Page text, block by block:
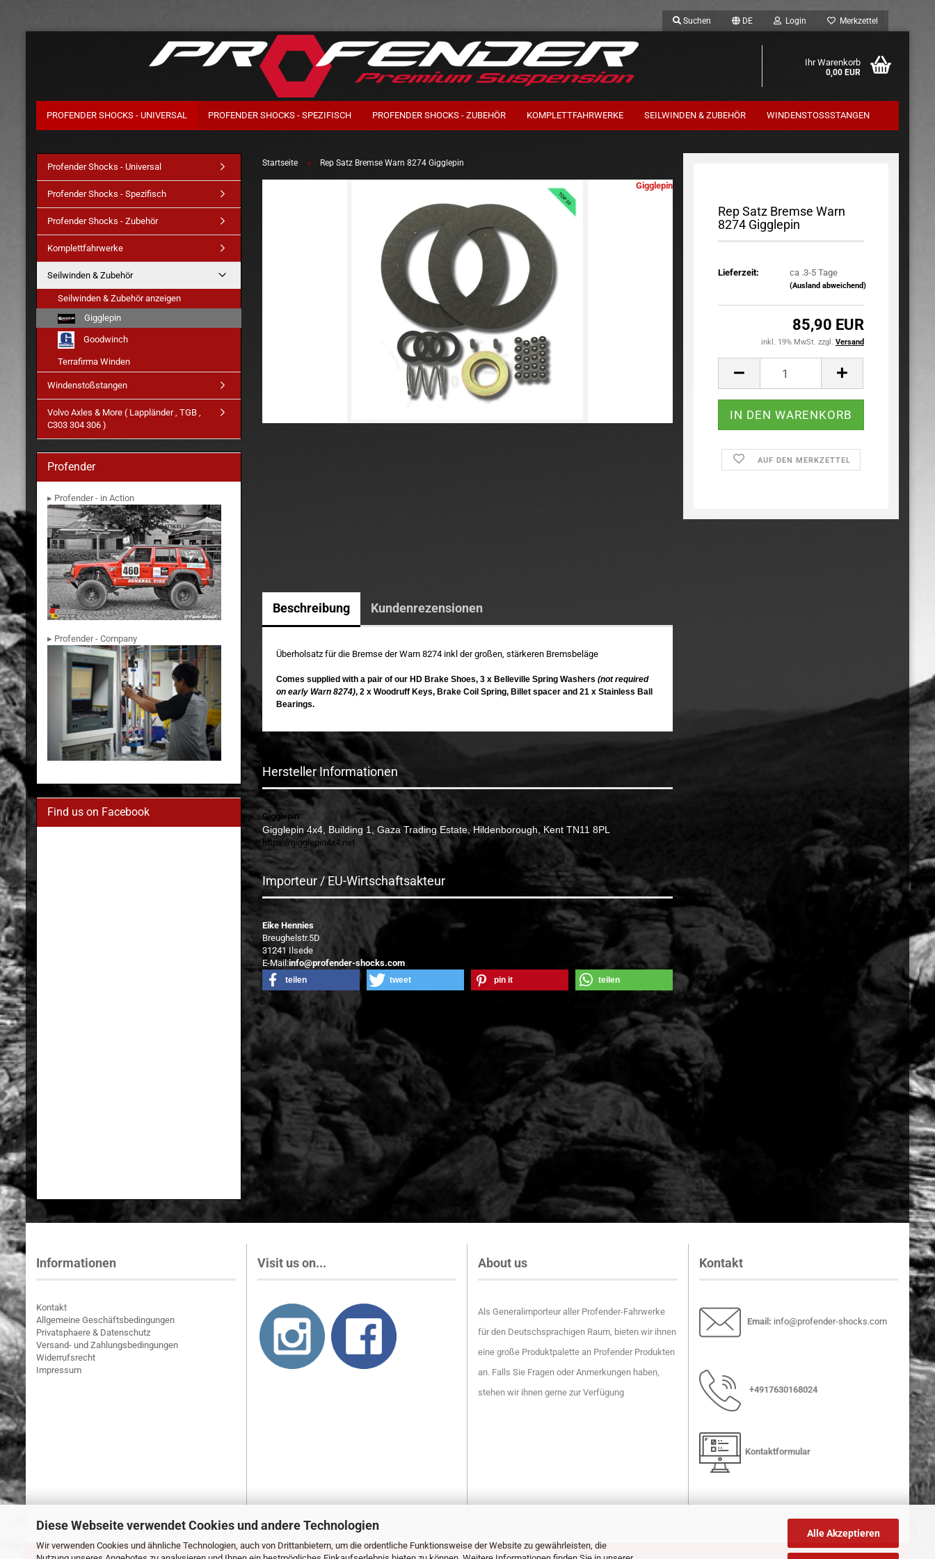
Diese Webseite verwendet Cookies und andere Technologien
Wir verwenden Cookies und ähnliche Technologien, auch von Drittanbietern, um die ordentliche Funktionsweise der Website zu gewährleisten, die
Alle Akzeptieren
Suchen DE Login Merkzettel
Ihr Warenkorb
0,00 EUR
PROFENDER SHOCKS - UNIVERSAL PROFENDER SHOCKS - SPEZIFISCH PROFENDER SHOCKS - ZUBEHÖR KOMPLETTFAHRWERKE SEILWINDEN & ZUBEHÖR WINDENSTOSSSTANGEN
Startseite » Rep Satz Bremse Warn 8274 Gigglepin
Gigglepin
Rep Satz Bremse Warn
8274 Gigglepin
Lieferzeit: ca .3-5 Tage
(Ausland abweichend)
85,90 EUR
inkl. 19% MwSt. zzgl. Versand
AUF DEN MERKZETTEL
Beschreibung Kundenrezensionen
Überholsatz für die Bremse der Warn 8274 inkl der großen, stärkeren Bremsbeläge
Comes supplied with a pair of our HD Brake Shoes, 3 x Belleville Spring Washers (not required
on early Warn 8274), 2 x Woodruff Keys, Brake Coil Spring, Billet spacer and 21 x Stainless Ball
Bearings.
Hersteller Informationen
Gigglepin
Gigglepin 4x4, Building 1, Gaza Trading Estate, Hildenborough, Kent TN11 8PL
https://gigglepin4x4.net
Importeur / EU-Wirtschaftsakteur
Eike Hennies
Breughelstr.5D
31241 Ilsede
E-Mail:info@profender-shocks.com
teilen tweet pin it teilen
Profender Shocks - Universal
Profender Shocks - Spezifisch
Profender Shocks - Zubehör
Komplettfahrwerke
Seilwinden & Zubehör
Seilwinden & Zubehör anzeigen
Gigglepin
Goodwinch
Terrafirma Winden
Windenstoßstangen
Volvo Axles & More ( Lappländer , TGB ,
C303 304 306 )
Profender
▸ Profender - in Action
▸ Profender - Company
Find us on Facebook
Informationen
Kontakt
Allgemeine Geschäftsbedingungen
Privatsphaere & Datenschutz
Versand- und Zahlungsbedingungen
Widerrufsrecht
Impressum
Visit us on... About us
Als Generalimporteur aller Profender-Fahrwerke
für den Deutschsprachigen Raum, bieten wir ihnen
eine große Produktpalette an Profender Produkten
an. Falls Sie Fragen oder Anmerkungen haben,
stehen wir ihnen gerne zur Verfügung
Kontakt
Email : info@profender-shocks.com
+4917630168024
Kontaktformular